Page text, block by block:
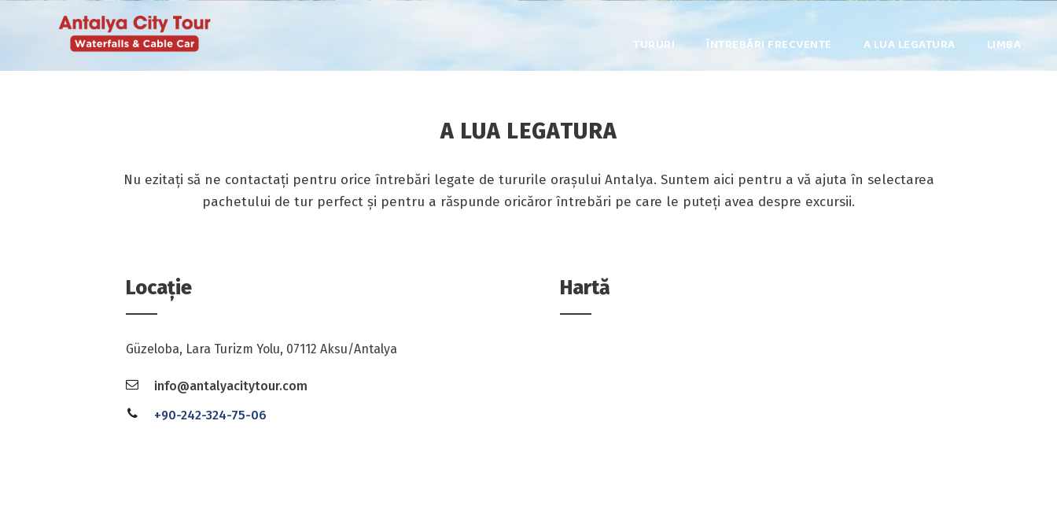
TURURI ÎNTREBĂRI FRECVENTE A LUA LEGATURA LIMBA
A LUA LEGATURA
Nu ezitați să ne contactați pentru orice întrebări legate de tururile orașului Antalya. Suntem aici pentru a vă ajuta în selectarea
pachetului de tur perfect și pentru a răspunde oricăror întrebări pe care le puteți avea despre excursii.
Locație
Güzeloba, Lara Turizm Yolu, 07112 Aksu/Antalya
info@antalyacitytour.com
+90-242-324-75-06
Hartă